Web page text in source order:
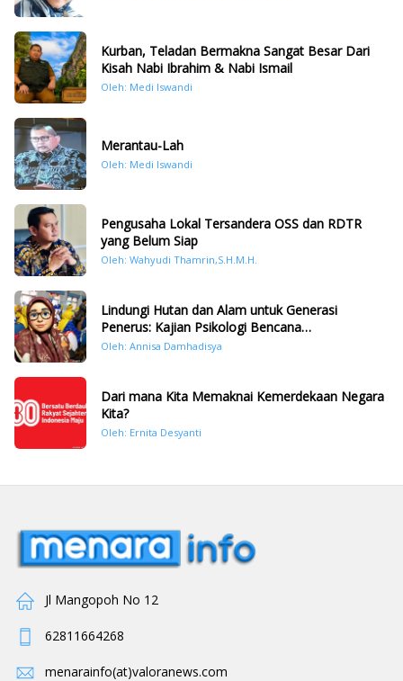
Kurban, Teladan Bermakna Sangat Besar Dari
Kisah Nabi Ibrahim & Nabi Ismail
Oleh: Medi Iswandi
Merantau-Lah
Oleh: Medi Iswandi
Pengusaha Lokal Tersandera OSS dan RDTR
yang Belum Siap
Oleh: Wahyudi Thamrin,S.H.M.H.
Lindungi Hutan dan Alam untuk Generasi
Penerus: Kajian Psikologi Bencana
Hidrometeorologi di Sumatera Pasca Tragedi
Oleh: Annisa Damhadisya
Dari mana Kita Memaknai Kemerdekaan Negara
Kita?
Oleh: Ernita Desyanti
Jl Mangopoh No 12
62811664268
menarainfo(at)valoranews.com